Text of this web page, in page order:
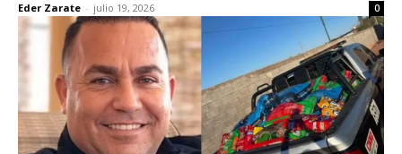
Eder Zarate - julio 19, 2026 0